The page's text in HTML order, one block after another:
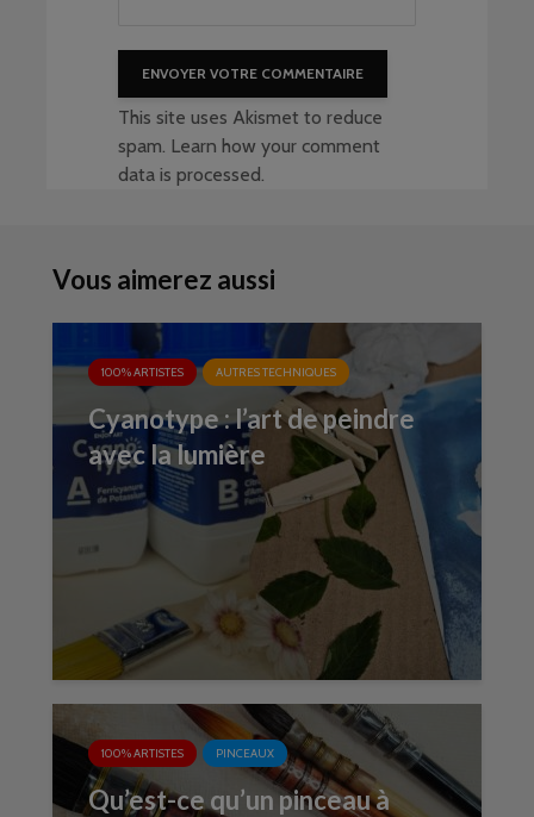
This site uses Akismet to reduce
spam. Learn how your comment
data is processed.
Vous aimerez aussi
100% ARTISTES AUTRES TECHNIQUES
Cyanotype : l’art de peindre
avec la lumière
100% ARTISTES PINCEAUX
Qu’est-ce qu’un pinceau à